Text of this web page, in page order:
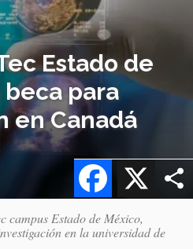
Estado de
para
en Canadá
X
Facebook
campus Estado de México,
en la universidad de